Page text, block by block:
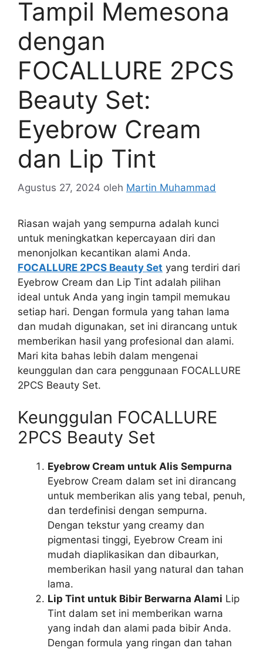
Tampil Memesona
dengan
FOCALLURE 2PCS
Beauty Set:
Eyebrow Cream
dan Lip Tint
Agustus 27, 2024 oleh Martin Muhammad
Riasan wajah yang sempurna adalah kunci
untuk meningkatkan kepercayaan diri dan
menonjolkan kecantikan alami Anda.
FOCALLURE 2PCS Beauty Set yang terdiri dari
Eyebrow Cream dan Lip Tint adalah pilihan
ideal untuk Anda yang ingin tampil memukau
setiap hari. Dengan formula yang tahan lama
dan mudah digunakan, set ini dirancang untuk
memberikan hasil yang profesional dan alami.
Mari kita bahas lebih dalam mengenai
keunggulan dan cara penggunaan FOCALLURE
2PCS Beauty Set.
Keunggulan FOCALLURE
2PCS Beauty Set
Eyebrow Cream untuk Alis Sempurna
Eyebrow Cream dalam set ini dirancang
untuk memberikan alis yang tebal, penuh,
dan terdefinisi dengan sempurna.
Dengan tekstur yang creamy dan
pigmentasi tinggi, Eyebrow Cream ini
mudah diaplikasikan dan dibaurkan,
memberikan hasil yang natural dan tahan
lama.
Lip Tint untuk Bibir Berwarna Alami Lip
Tint dalam set ini memberikan warna
yang indah dan alami pada bibir Anda.
Dengan formula yang ringan dan tahan